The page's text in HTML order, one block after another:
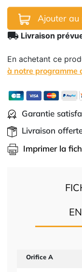
Ajouter au
local_shipping Livraison
En achetant ce
à notre programme
Garantie
Livraison
Imprimer la
Orifice A